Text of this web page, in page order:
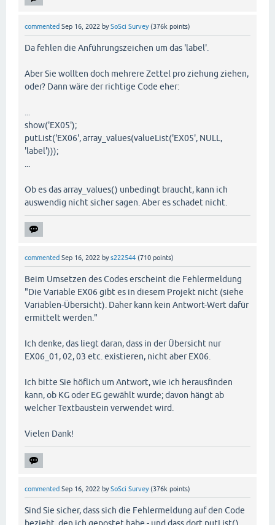
commented Sep 16, 2022 bySoSci Survey (376k points)
Da fehlen die Anführungszeichen um das 'label'.
Aber Sie wollten doch mehrere Zettel pro ziehung ziehen,
oder? Dann wäre der richtige Code eher:
show('EX05');
putList('EX06', array_values(valueList('EX05', NULL,
'label')));
Ob es das array_values() unbedingt braucht, kann ich
auswendig nicht sicher sagen. Aber es schadet nicht.
commented Sep 16, 2022 bys222544 (710 points)
Beim Umsetzen des Codes erscheint die Fehlermeldung
"Die Variable EX06 gibt es in diesem Projekt nicht (siehe
Variablen-Übersicht). Daher kann kein Antwort-Wert dafür
ermittelt werden."
Ich denke, das liegt daran, dass in der Übersicht nur
EX06_01, 02, 03 etc. existieren, nicht aber EX06.
Ich bitte Sie höflich um Antwort, wie ich herausfinden
kann, ob KG oder EG gewählt wurde; davon hängt ab
welcher Textbaustein verwendet wird.
Vielen Dank!
commented Sep 16, 2022 bySoSci Survey (376k points)
Sind Sie sicher, dass sich die Fehlermeldung auf den Code